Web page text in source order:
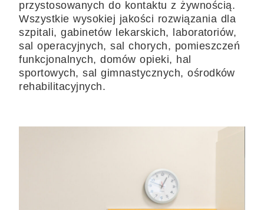
przystosowanych do kontaktu z żywnością.
Wszystkie wysokiej jakości rozwiązania dla
szpitali, gabinetów lekarskich, laboratoriów,
sal operacyjnych, sal chorych, pomieszczeń
funkcjonalnych, domów opieki, hal
sportowych, sal gimnastycznych, ośrodków
rehabilitacyjnych.